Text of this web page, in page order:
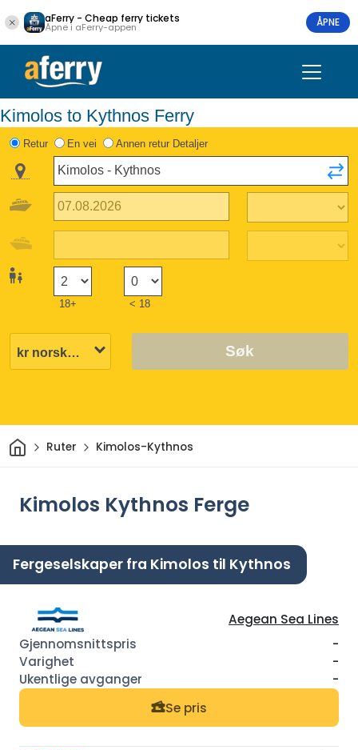
aFerry - Cheap ferry tickets
Åpne i aFerry-appen ÅPNE
Kimolos to Kythnos Ferry
Retur En vei Annen retur Detaljer
18+ < 18
Søk
HjemRuter Kimolos-Kythnos
Kimolos Kythnos Ferge
Fergeselskaper fra Kimolos til Kythnos
Aegean Sea Lines
-
-
-
Se pris